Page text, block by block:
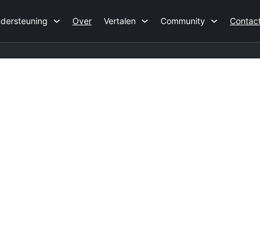
Over Vertalen Community